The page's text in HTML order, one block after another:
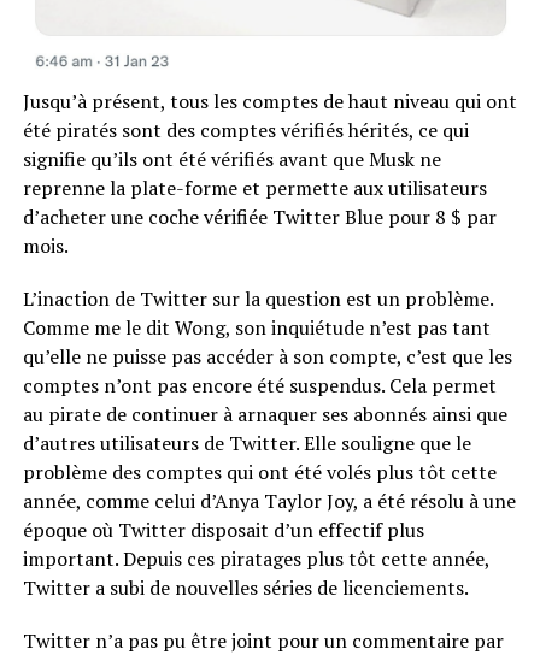
Jusqu’à présent, tous les comptes de haut niveau qui ont
été piratés sont des comptes vérifiés hérités, ce qui
signifie qu’ils ont été vérifiés avant que Musk ne
reprenne la plate-forme et permette aux utilisateurs
d’acheter une coche vérifiée Twitter Blue pour 8 $ par
mois.
L’inaction de Twitter sur la question est un problème.
Comme me le dit Wong, son inquiétude n’est pas tant
qu’elle ne puisse pas accéder à son compte, c’est que les
comptes n’ont pas encore été suspendus. Cela permet
au pirate de continuer à arnaquer ses abonnés ainsi que
d’autres utilisateurs de Twitter. Elle souligne que le
problème des comptes qui ont été volés plus tôt cette
année, comme celui d’Anya Taylor Joy, a été résolu à une
époque où Twitter disposait d’un effectif plus
important. Depuis ces piratages plus tôt cette année,
Twitter a subi de nouvelles séries de licenciements.
Twitter n’a pas pu être joint pour un commentaire par